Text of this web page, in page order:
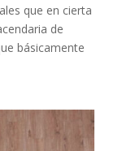
que en cierta
de
básicamente